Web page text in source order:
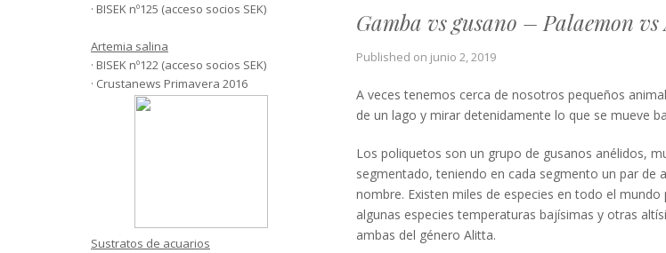
Gamba vs gusano – Palaemon
Published on junio 2, 2019
A veces tenemos cerca de nosotros pequeños
de un lago y mirar detenidamente lo que se mueve
Los poliquetos son un grupo de gusanos anélidos,
segmentado, teniendo en cada segmento un par de
nombre. Existen miles de especies en todo el
algunas especies temperaturas bajísimas y otras
ambas del género Alitta.
· BISEK nº125 (acceso socios SEK)
Artemia salina
· BISEK nº122 (acceso socios SEK)
· Crustanews Primavera 2016
Sustratos de acuarios